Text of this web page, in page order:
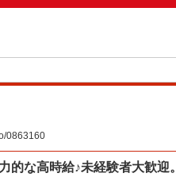
0863160
的な高時給♪未経験者大歓